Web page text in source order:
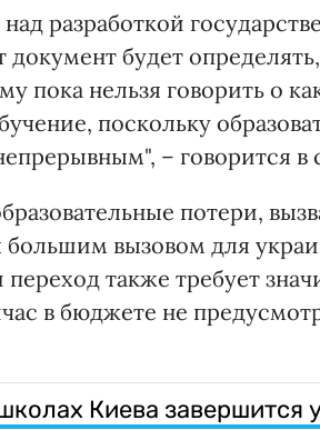
разработкой
будет
пока нельзя говорить о
поскольку
– говорится в
потери,
большим вызовом для
также требует
в бюджете не
Киева завершится